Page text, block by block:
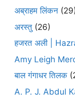
अब्राहम लिंकन
अरस्तु (26)
हजरत अली |
Amy Leigh
बाल गंगाधर तिलक
A. P. J. Abdul